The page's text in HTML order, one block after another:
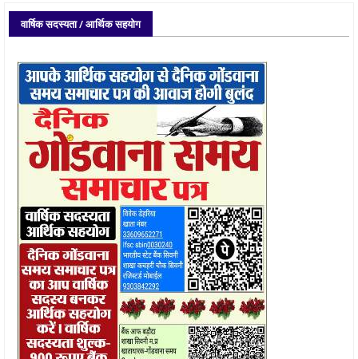
वार्षिक सदस्यता / आर्थिक सहयोग